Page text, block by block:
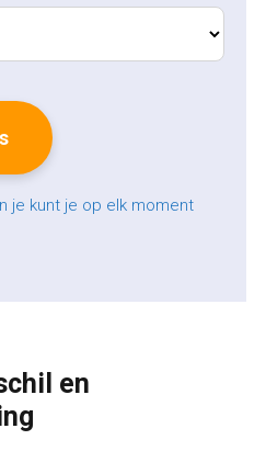
je kunt je op elk moment
en